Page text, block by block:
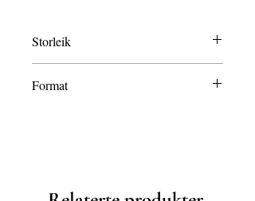
Storleik
kroppsmål og passar difor alle
Format